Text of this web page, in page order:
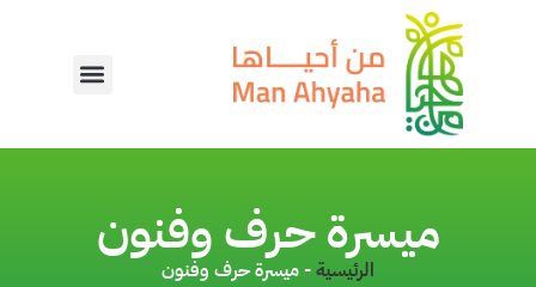
ميسرة حرف وفنون
الرئيسية- ميسرة حرف وفنون